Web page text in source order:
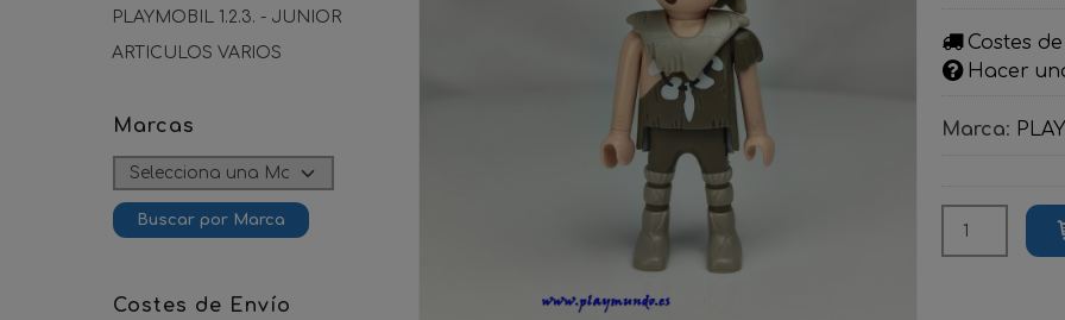
PLAYMOBIL 1.2.3. - JUNIOR
ARTICULOS VARIOS
Marcas
Costes de Envío
Costes
Hacer
Marca: